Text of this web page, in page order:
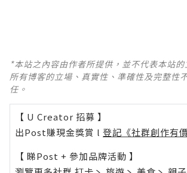
*本站之內容由作者所提供，並不代表本站
所有博客的立場、真實性、準確性及完整性
任。
【 U Creator 招募 】
出Post賺現金獎賞 l 登記《社群創作有
【 睇Post + 參加品牌活動 】